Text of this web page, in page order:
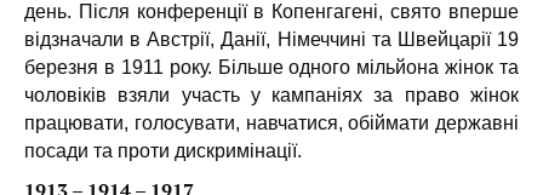
день. Після конференції в Копенгагені, свято вперше
відзначали в Австрії, Данії, Німеччині та Швейцарії 19
березня в 1911 року. Більше одного мільйона жінок та
чоловіків взяли участь у кампаніях за право жінок
працювати, голосувати, навчатися, обіймати державні
посади та проти дискримінації.